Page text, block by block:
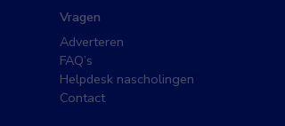
Vragen
Adverteren
FAQ’s
Helpdesk nascholingen
Contact